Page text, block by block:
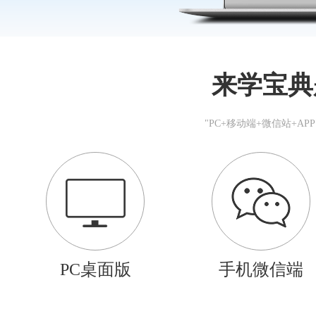
来学宝
"PC+移动端+微信站
PC桌面版 手机微信端